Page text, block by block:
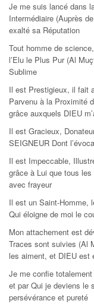
Je me suis lancé dans
Intermédiaire (Auprès
exalté sa Réputation
Tout homme de
l’Elu le Plus Pur (Al
Sublime
Il est Prestigieux, il fait
Parvenu à la Proximité
grâce auxquels DIEU
Il est Gracieux,
SEIGNEUR Dont
Il est Impeccable,
grâce à Lui que tous
avec frayeur
Il est un Saint-Homme,
Qui éloigne de moi le
Mon attachement est
Traces sont suivies (Al
les aiment, et DIEU est
Je me confie
et par Qui je deviens le
persévérance et pureté